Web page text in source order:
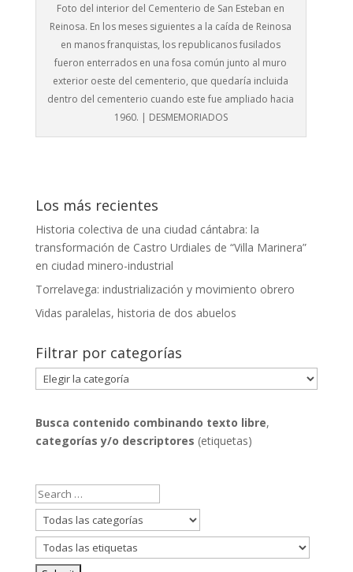
Foto del interior del Cementerio de San Esteban en
Reinosa. En los meses siguientes a la caída de Reinosa
en manos franquistas, los republicanos fusilados
fueron enterrados en una fosa común junto al muro
exterior oeste del cementerio, que quedaría incluida
dentro del cementerio cuando este fue ampliado hacia
1960. | DESMEMORIADOS
Los más recientes
Historia colectiva de una ciudad cántabra: la
transformación de Castro Urdiales de “Villa Marinera”
en ciudad minero-industrial
Torrelavega: industrialización y movimiento obrero
Vidas paralelas, historia de dos abuelos
Filtrar por categorías
Filtrar
por
Busca contenido combinando texto libre,
categorías y/o descriptores (etiquetas)